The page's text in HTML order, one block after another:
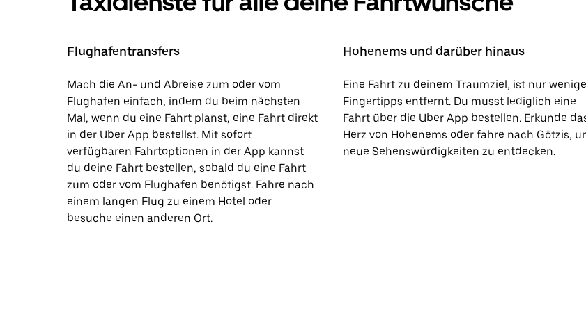
Flughafentransfers
Mach die An- und Abreise zum oder vom
Flughafen einfach, indem du beim nächsten
Mal, wenn du eine Fahrt planst, eine Fahrt direkt
in der Uber App bestellst. Mit sofort
verfügbaren Fahrtoptionen in der App kannst
du deine Fahrt bestellen, sobald du eine Fahrt
zum oder vom Flughafen benötigst. Fahre nach
einem langen Flug zu einem Hotel oder
besuche einen anderen Ort.
Hohenems und darüber hinaus
Eine Fahrt zu deinem Traumziel, ist nur wenige
Fingertipps entfernt. Du musst lediglich eine
Fahrt über die Uber App bestellen. Erkunde
Herz von Hohenems oder fahre nach Götzis,
neue Sehenswürdigkeiten zu entdecken.